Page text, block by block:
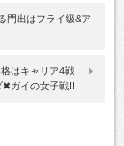
門出はフライ級&ア
はキャリア4戦
✖ガイの女子戦!!